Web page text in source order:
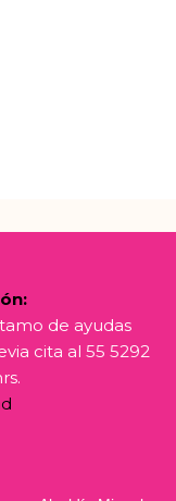
de ayudas
cita al 55 5292